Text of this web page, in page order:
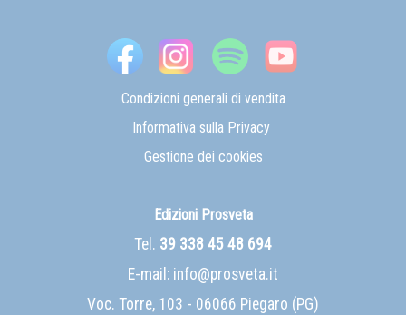
Condizioni generali di vendita
Informativa sulla Privacy
Gestione dei cookies
Edizioni Prosveta
Tel. 39 338 45 48 694
E-mail: info@prosveta.it
Voc. Torre, 103 - 06066 Piegaro (PG)